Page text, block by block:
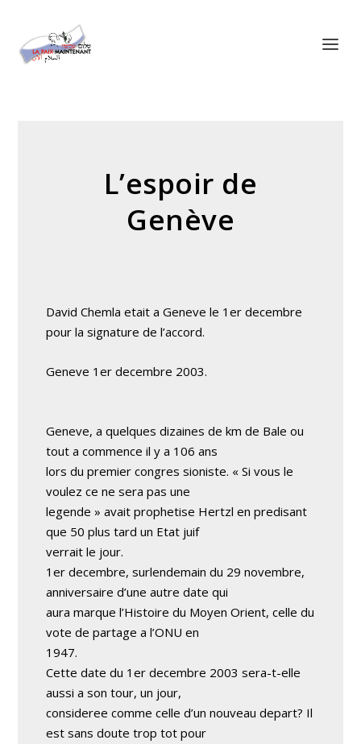
L’espoir de
Genève
David Chemla etait a Geneve le 1er decembre
pour la signature de l’accord.
Geneve 1er decembre 2003.
Geneve, a quelques dizaines de km de Bale ou
tout a commence il y a 106 ans
lors du premier congres sioniste. « Si vous le
voulez ce ne sera pas une
legende » avait prophetise Hertzl en predisant
que 50 plus tard un Etat juif
verrait le jour.
1er decembre, surlendemain du 29 novembre,
anniversaire d’une autre date qui
aura marque l’Histoire du Moyen Orient, celle du
vote de partage a l’ONU en
1947.
Cette date du 1er decembre 2003 sera-t-elle
aussi a son tour, un jour,
consideree comme celle d’un nouveau depart? Il
est sans doute trop tot pour